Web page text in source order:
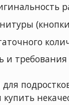
и требования